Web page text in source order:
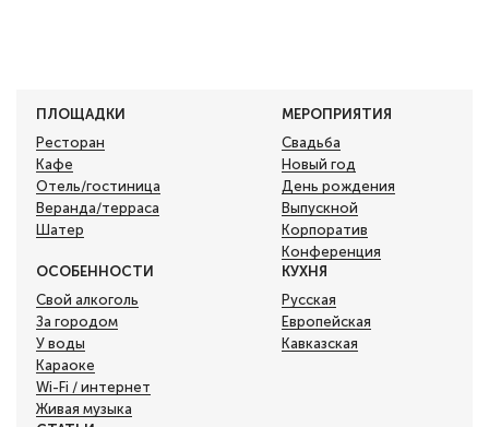
ПЛОЩАДКИ
Ресторан
Кафе
Отель/гостиница
Веранда/терраса
Шатер
МЕРОПРИЯТИЯ
Свадьба
Новый год
День рождения
Выпускной
Корпоратив
Конференция
ОСОБЕННОСТИ
Свой алкоголь
За городом
У воды
Караоке
Wi-Fi / интернет
Живая музыка
КУХНЯ
Русская
Европейская
Кавказская